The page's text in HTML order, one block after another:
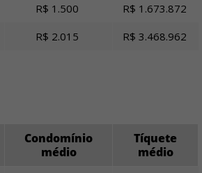
R$ 1.500
R$ 1.673.872
R$ 2.015 R$ 3.468.962
Condomínio
médio
Tíquete
médio